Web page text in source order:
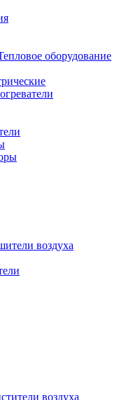
оборудование
воздуха
воздуха